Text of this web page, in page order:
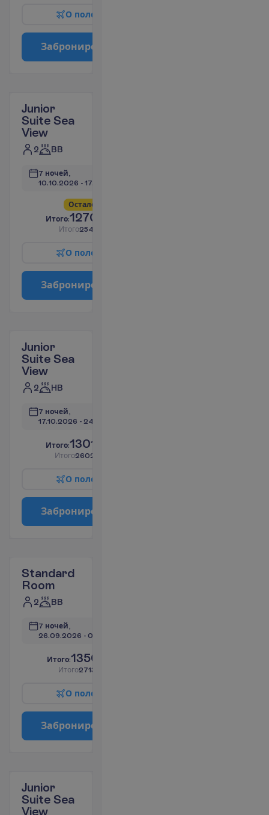
О поле
Заброниро
Junior
Suite Sea
View
2 BB
7 ночей,
10.10.2026 - 17.10.2026
Остало
Итого:1270.76
Итого2541.52
О поле
Заброниро
Junior
Suite Sea
View
2 HB
7 ночей,
17.10.2026 - 24.10.2026
Итого:1301.00
Итого2602.00
О поле
Заброниро
Standard
Room
2 BB
7 ночей,
26.09.2026 - 03.10.2026
Итого:1356.55
Итого2713.09
О поле
Заброниро
Junior
Suite Sea
View